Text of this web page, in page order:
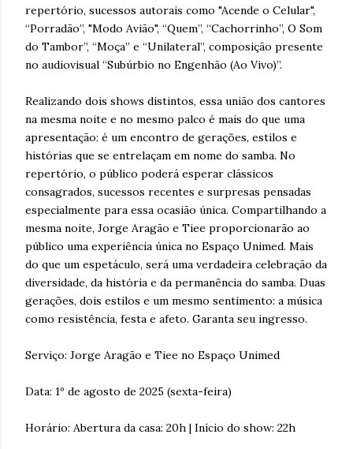
repertório, sucessos autorais como "Acende o Celular",
“Porradão”, "Modo Avião", “Quem”, “Cachorrinho”, O Som
do Tambor”, “Moça” e “Unilateral”, composição presente
no audiovisual “Subúrbio no Engenhão (Ao Vivo)”.
Realizando dois shows distintos, essa união dos cantores
na mesma noite e no mesmo palco é mais do que uma
apresentação: é um encontro de gerações, estilos e
histórias que se entrelaçam em nome do samba. No
repertório, o público poderá esperar clássicos
consagrados, sucessos recentes e surpresas pensadas
especialmente para essa ocasião única. Compartilhando a
mesma noite, Jorge Aragão e Tiee proporcionarão ao
público uma experiência única no Espaço Unimed. Mais
do que um espetáculo, será uma verdadeira celebração da
diversidade, da história e da permanência do samba. Duas
gerações, dois estilos e um mesmo sentimento: a música
como resistência, festa e afeto. Garanta seu ingresso.
Serviço: Jorge Aragão e Tiee no Espaço Unimed
Data: 1º de agosto de 2025 (sexta-feira)
Horário: Abertura da casa: 20h | Início do show: 22h